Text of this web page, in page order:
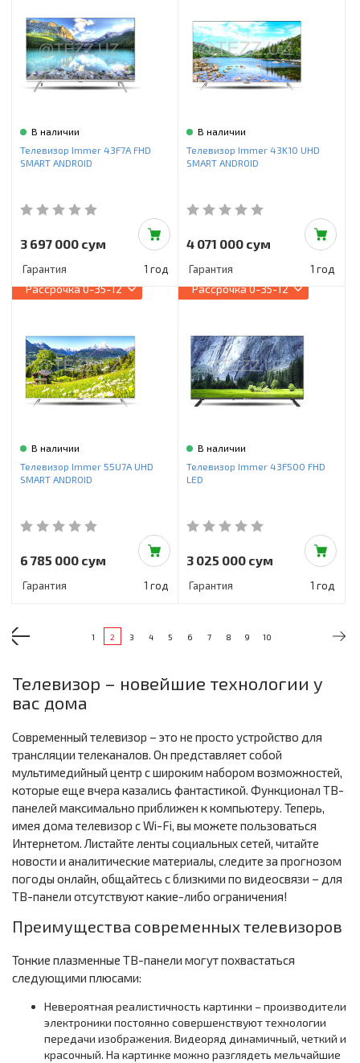
В наличии
Телевизор Immer 43F7A FHD
SMART ANDROID
3 697 000 сум
Гарантия 1 год
В наличии
Телевизор Immer 43K10 UHD
SMART ANDROID
4 071 000 сум
Гарантия 1 год
Рассрочка0-35-12
В наличии
Телевизор Immer 55U7A UHD
SMART ANDROID
6 785 000 сум
Гарантия 1 год
Рассрочка0-35-12
В наличии
Телевизор Immer 43F500 FHD
LED
3 025 000 сум
Гарантия 1 год
1 2 3 4 5 6 7 8 9 10
Телевизор – новейшие технологии у
вас дома
Современный телевизор – это не просто устройство для
трансляции телеканалов. Он представляет собой
мультимедийный центр с широким набором возможностей,
которые еще вчера казались фантастикой. Функционал ТВ-
панелей максимально приближен к компьютеру. Теперь,
имея дома телевизор с Wi-Fi, вы можете пользоваться
Интернетом. Листайте ленты социальных сетей, читайте
новости и аналитические материалы, следите за прогнозом
погоды онлайн, общайтесь с близкими по видеосвязи – для
ТВ-панели отсутствуют какие-либо ограничения!
Преимущества современных телевизоров
Тонкие плазменные ТВ-панели могут похвастаться
следующими плюсами:
Невероятная реалистичность картинки – производители
электроники постоянно совершенствуют технологии
передачи изображения. Видеоряд динамичный, четкий и
красочный. На картинке можно разглядеть мельчайшие